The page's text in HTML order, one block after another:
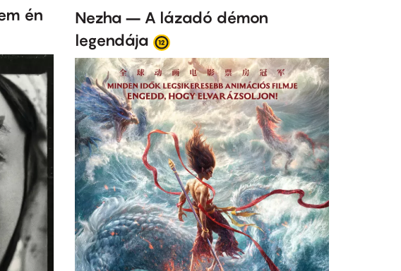
én
Nezha – A lázadó démon
legendája